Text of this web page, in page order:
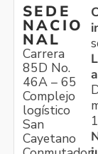
SEDE
NACIO
NAL
Carrera
85D No.
46A – 65
Complejo
logístico
San
Cayetano